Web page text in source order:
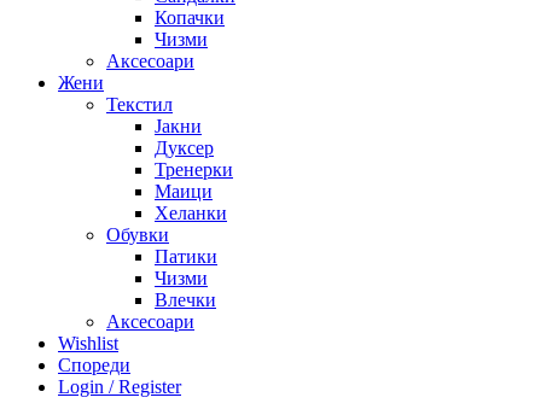
Копачки
Чизми
Аксесоари
Жени
Текстил
Јакни
Дуксер
Тренерки
Маици
Хеланки
Обувки
Патики
Чизми
Влечки
Аксесоари
Wishlist
Спореди
Login / Register